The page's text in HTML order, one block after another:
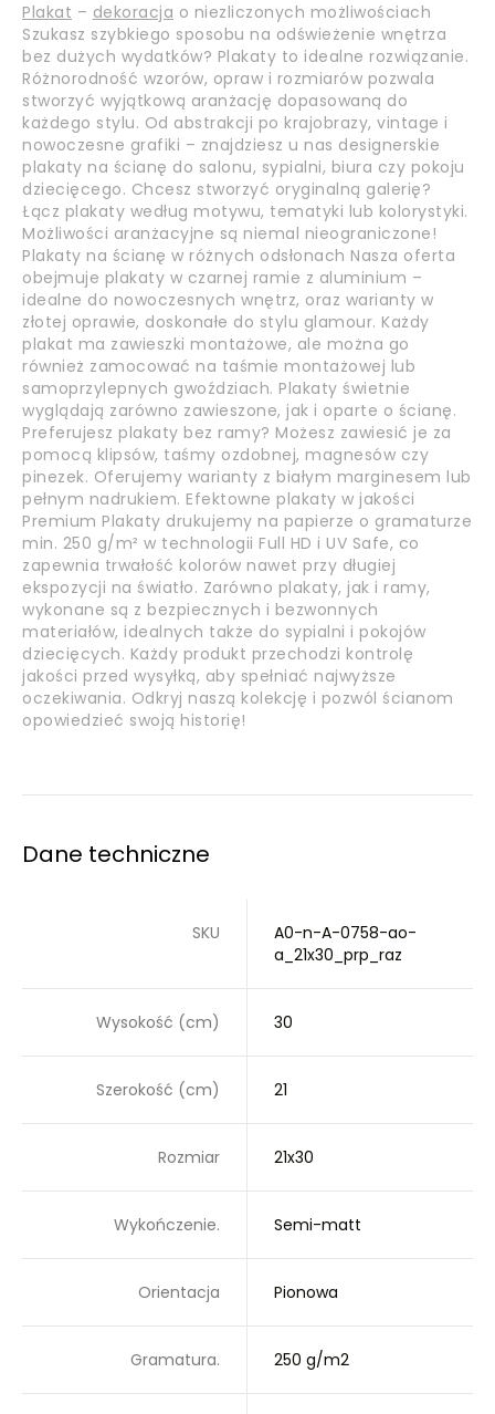
Plakat – dekoracja o niezliczonych możliwościach
Szukasz szybkiego sposobu na odświeżenie wnętrza
bez dużych wydatków? Plakaty to idealne rozwiązanie.
Różnorodność wzorów, opraw i rozmiarów pozwala
stworzyć wyjątkową aranżację dopasowaną do
każdego stylu. Od abstrakcji po krajobrazy, vintage i
nowoczesne grafiki – znajdziesz u nas designerskie
plakaty na ścianę do salonu, sypialni, biura czy pokoju
dziecięcego. Chcesz stworzyć oryginalną galerię?
Łącz plakaty według motywu, tematyki lub kolorystyki.
Możliwości aranżacyjne są niemal nieograniczone!
Plakaty na ścianę w różnych odsłonach Nasza oferta
obejmuje plakaty w czarnej ramie z aluminium –
idealne do nowoczesnych wnętrz, oraz warianty w
złotej oprawie, doskonałe do stylu glamour. Każdy
plakat ma zawieszki montażowe, ale można go
również zamocować na taśmie montażowej lub
samoprzylepnych gwoździach. Plakaty świetnie
wyglądają zarówno zawieszone, jak i oparte o ścianę.
Preferujesz plakaty bez ramy? Możesz zawiesić je za
pomocą klipsów, taśmy ozdobnej, magnesów czy
pinezek. Oferujemy warianty z białym marginesem lub
pełnym nadrukiem. Efektowne plakaty w jakości
Premium Plakaty drukujemy na papierze o gramaturze
min. 250 g/m² w technologii Full HD i UV Safe, co
zapewnia trwałość kolorów nawet przy długiej
ekspozycji na światło. Zarówno plakaty, jak i ramy,
wykonane są z bezpiecznych i bezwonnych
materiałów, idealnych także do sypialni i pokojów
dziecięcych. Każdy produkt przechodzi kontrolę
jakości przed wysyłką, aby spełniać najwyższe
oczekiwania. Odkryj naszą kolekcję i pozwól ścianom
opowiedzieć swoją historię!
Dane techniczne
SKU
A0-n-A-0758-ao-
a_21x30_prp_raz
Wysokość (cm) 30
Szerokość (cm) 21
Rozmiar 21x30
Wykończenie. Semi-matt
Orientacja Pionowa
Gramatura. 250 g/m2